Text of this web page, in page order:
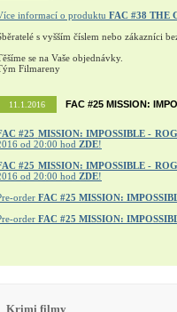
informací o produktu FAC #38 THE
s vyšším číslem nebo zákazníci
se na Vaše objednávky.
Filmareny
11.1.2016 FAC #25 MISSION:
#25 MISSION: IMPOSSIBLE -
od 20:00 hod ZDE!
#25 MISSION: IMPOSSIBLE -
od 20:00 hod ZDE!
order FAC #25 MISSION:
order FAC #25 MISSION:
Krimi filmy